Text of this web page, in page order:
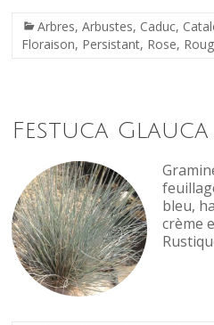
Arbres,Arbustes, Caduc,
Floraison, Persistant, Rose,
Festuca Glauca
bleu,
crème